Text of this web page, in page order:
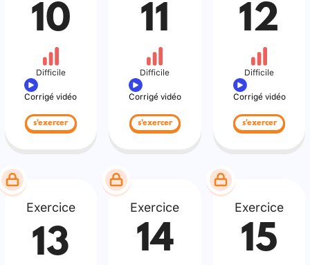
10
Difficile
Corrigé vidéo
s'exercer
11
Difficile
Corrigé vidéo
s'exercer
12
Difficile
Corrigé vidéo
s'exercer
Exercice
13
Exercice
14
Exercice
15